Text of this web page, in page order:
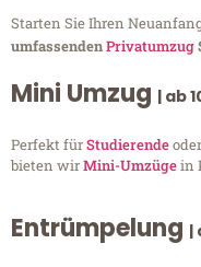
Starten Sie Ihren
umfassendenPrivatumzug
Mini Umzug | ab
Perfekt fürStudierende
bieten wirMini-Umzügein
Entrümpelung |